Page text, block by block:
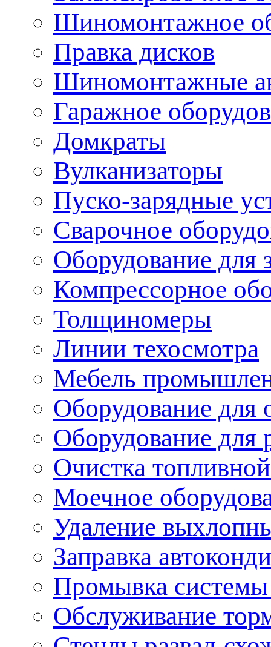
Шиномонтажное
Правка дисков
Шиномонтажные
Гаражное
Домкраты
Вулканизаторы
Пуско-зарядные
Сварочное
Оборудование для
Компрессорное
Толщиномеры
Линии техосмотра
Мебель
Оборудование для
Оборудование для
Очистка
Моечное
Удаление
Заправка
Промывка
Обслуживание